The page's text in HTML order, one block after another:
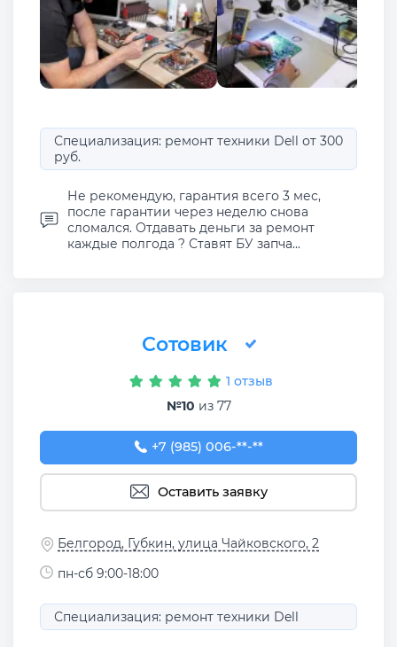
Специализация: ремонт техники Dell от 300
руб.
Не рекомендую, гарантия всего 3 мес,
после гарантии через неделю снова
сломался. Отдавать деньги за ремонт
каждые полгода ? Ставят БУ запча...
Сотовик
1 отзыв
№10 из 77
+7 (985) 006-78-87
+7 (985) 006-**-**
Оставить заявку
Белгород, Губкин, улица Чайковского, 2
пн-сб 9:00-18:00
Специализация: ремонт техники Dell